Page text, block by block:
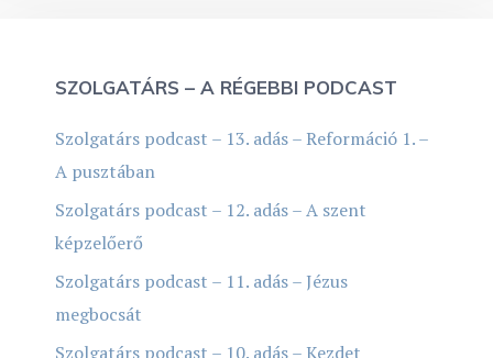
SZOLGATÁRS – A RÉGEBBI PODCAST
Szolgatárs podcast – 13. adás – Reformáció 1. –
A pusztában
Szolgatárs podcast – 12. adás – A szent
képzelőerő
Szolgatárs podcast – 11. adás – Jézus
megbocsát
Szolgatárs podcast – 10. adás – Kezdet